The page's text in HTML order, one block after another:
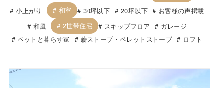
小上がり
和室 30坪以下 20坪以下
お客様の声掲載
和風
2世帯住宅 スキップフロア
ガレージ
ペットと暮らす家
薪ストーブ・ペレットストーブ ロフト